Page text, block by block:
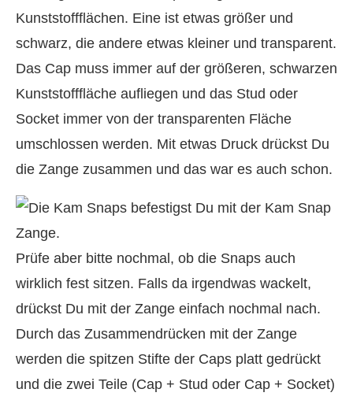
Kunststoffflächen. Eine ist etwas größer und
schwarz, die andere etwas kleiner und transparent.
Das Cap muss immer auf der größeren, schwarzen
Kunststofffläche aufliegen und das Stud oder
Socket immer von der transparenten Fläche
umschlossen werden. Mit etwas Druck drückst Du
die Zange zusammen und das war es auch schon.
Prüfe aber bitte nochmal, ob die Snaps auch
wirklich fest sitzen. Falls da irgendwas wackelt,
drückst Du mit der Zange einfach nochmal nach.
Durch das Zusammendrücken mit der Zange
werden die spitzen Stifte der Caps platt gedrückt
und die zwei Teile (Cap + Stud oder Cap + Socket)